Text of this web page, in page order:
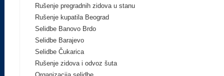
Rušenje pregradnih zidova u stanu
Rušenje kupatila Beograd
Selidbe Banovo Brdo
Selidbe Barajevo
Selidbe Čukarica
Rušenje zidova i odvoz šuta